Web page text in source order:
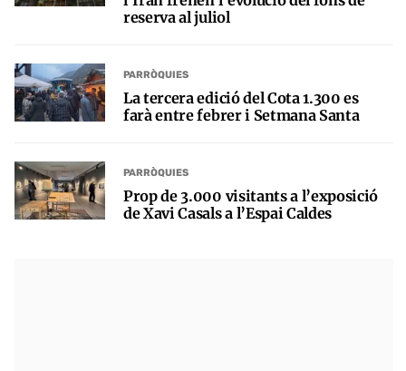
reserva al juliol
PARRÒQUIES
La tercera edició del Cota 1.300 es
farà entre febrer i Setmana Santa
PARRÒQUIES
Prop de 3.000 visitants a l’exposició
de Xavi Casals a l’Espai Caldes